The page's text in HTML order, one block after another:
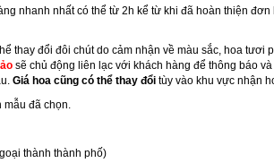
nhanh nhất có thể từ 2h kể từ khi đã hoàn thiện
thay đổi đôi chút do cảm nhận về màu sắc, hoa
sẽ chủ động liên lạc với khách hàng để thông báo
Giá hoa cũng có thể thay đổi tùy vào khu vực nhận
mẫu đã chọn.
thành thành phố)